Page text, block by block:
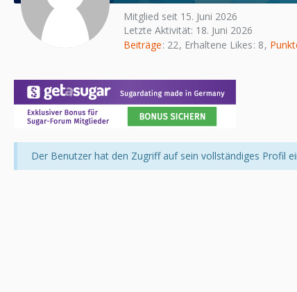
Mitglied seit 15. Juni 2026
Letzte Aktivität: 18. Juni 2026
Beiträge 22 Erhaltene Likes 8
Der Benutzer hat den Zugriff auf sein vollständiges Profil